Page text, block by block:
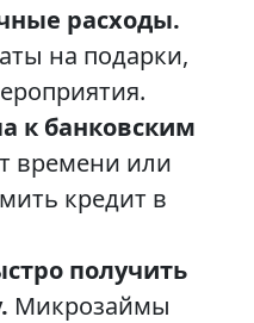
расходы.
на подарки,
к банковским
времени или
кредит в
получить
Микрозаймы